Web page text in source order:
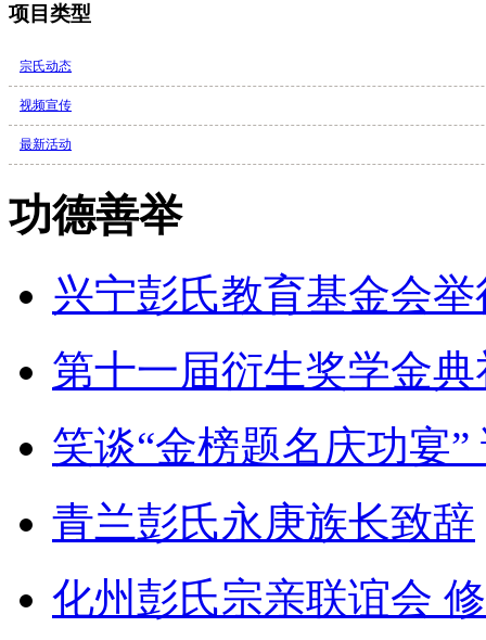
项目类型
宗氏动态
视频宣传
最新活动
功德善举
兴宁彭氏教育基金会举
第十一届衍生奖学金
笑谈“金榜题名庆功宴”
青兰彭氏永庚族长致辞
化州彭氏宗亲联谊会